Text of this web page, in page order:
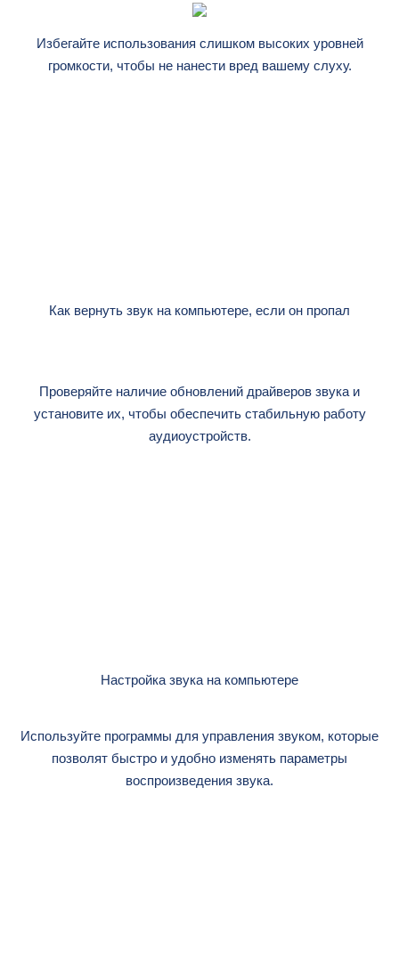
Избегайте использования слишком высоких уровней
громкости, чтобы не нанести вред вашему слуху.
Как вернуть звук на компьютере, если он пропал
Проверяйте наличие обновлений драйверов звука и
установите их, чтобы обеспечить стабильную работу
аудиоустройств.
Настройка звука на компьютере
Используйте программы для управления звуком, которые
позволят быстро и удобно изменять параметры
воспроизведения звука.